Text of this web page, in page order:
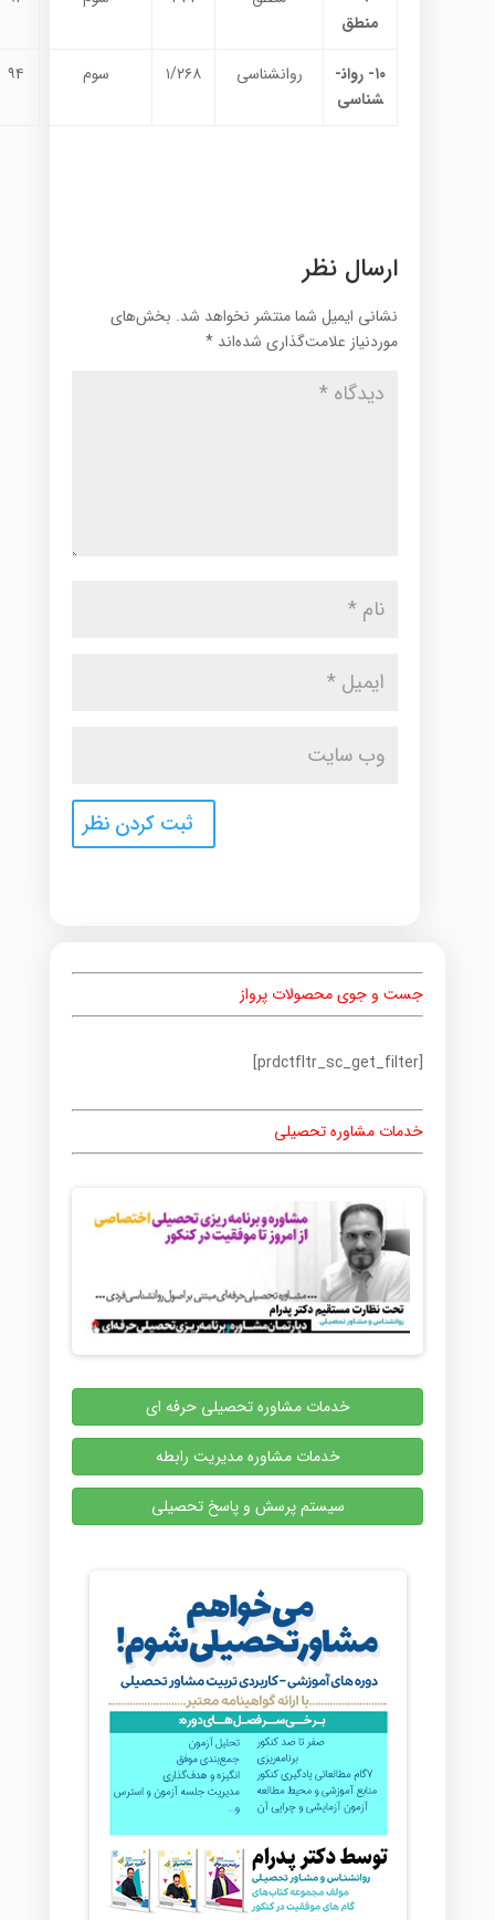
منطق
۱۰- روان­
شناسی
روان­شناسی ۱/۲۶۸ سوم ۹۴
ارسال نظر
نشانی ایمیل شما منتشر نخواهد شد. بخش‌های
موردنیاز علامت‌گذاری شده‌اند *
جست و جوی محصولات پرواز
[prdctfltr_sc_get_filter]
خدمات مشاوره تحصیلی
خدمات مشاوره تحصیلی حرفه ای
خدمات مشاوره مدیریت رابطه
سیستم پرسش و پاسخ تحصیلی